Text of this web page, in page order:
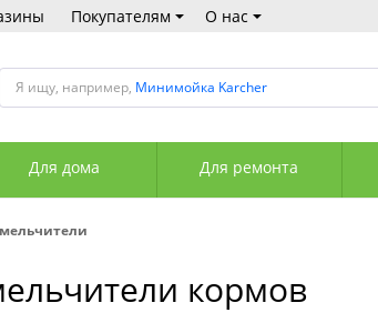
Покупателям О нас
Я ищу, например, Минимойка Karcher
Для дома Для ремонта
кормов